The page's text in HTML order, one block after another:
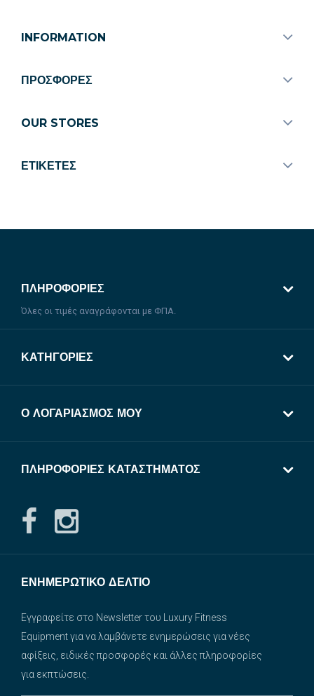
INFORMATION
ΠΡΟΣΦΟΡΈΣ
OUR STORES
ΕΤΙΚΈΤΕΣ
ΠΛΗΡΟΦΟΡΊΕΣ
Όλες οι τιμές αναγράφονται με ΦΠΑ.
ΚΑΤΗΓΟΡΊΕΣ
Ο ΛΟΓΑΡΙΑΣΜΌΣ ΜΟΥ
ΠΛΗΡΟΦΟΡΊΕΣ ΚΑΤΑΣΤΉΜΑΤΟΣ
ΕΝΗΜΕΡΩΤΙΚΌ ΔΕΛΤΊΟ
Εγγραφείτε στο Newsletter του Luxury Fitness
Equipment για να λαμβάνετε ενημερώσεις για νέες
αφίξεις, ειδικές προσφορές και άλλες πληροφορίες
για εκπτώσεις.